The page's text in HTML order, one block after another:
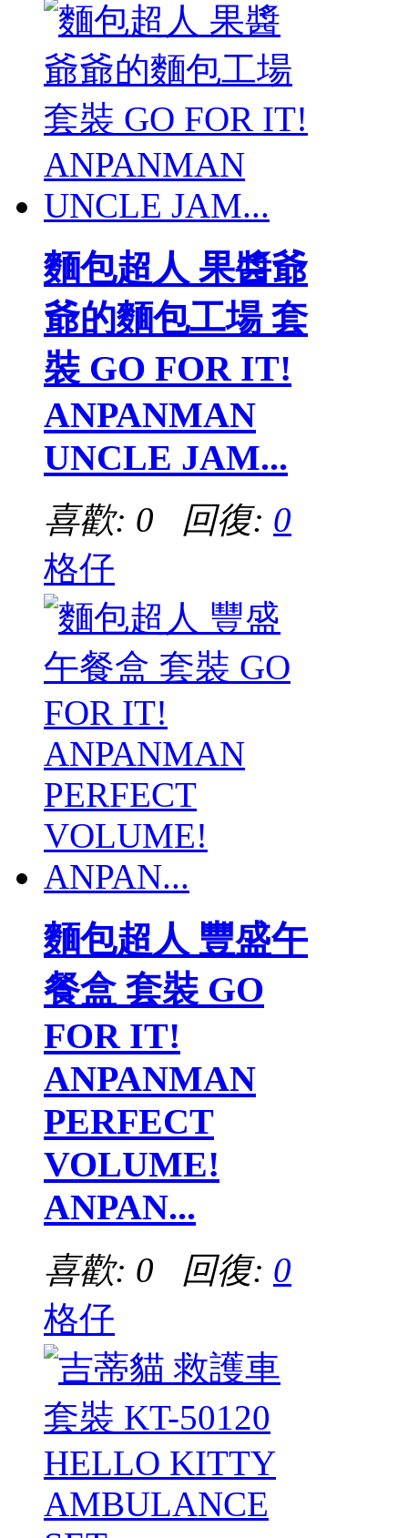
麵包超人 果醬爺
爺的麵包工場 套
裝 GO FOR IT!
ANPANMAN
UNCLE JAM...
喜歡: 0 回復: 0
格仔
麵包超人 豐盛午
餐盒 套裝 GO
FOR IT!
ANPANMAN
PERFECT
VOLUME!
ANPAN...
喜歡: 0 回復: 0
格仔